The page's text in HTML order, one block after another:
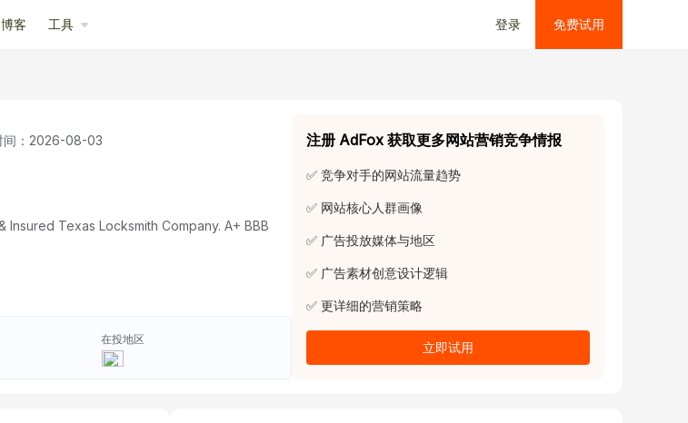
博客 工具 登录 免费试用
间：2026-08-03
Insured Texas Locksmith Company. A+ BBB
在投地区
注册 AdFox 获取更多网站营销竞争情报
✅ 竞争对手的网站流量趋势
✅ 网站核心人群画像
✅ 广告投放媒体与地区
✅ 广告素材创意设计逻辑
✅ 更详细的营销策略
立即试用